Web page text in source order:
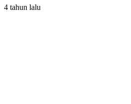
4 tahun lalu